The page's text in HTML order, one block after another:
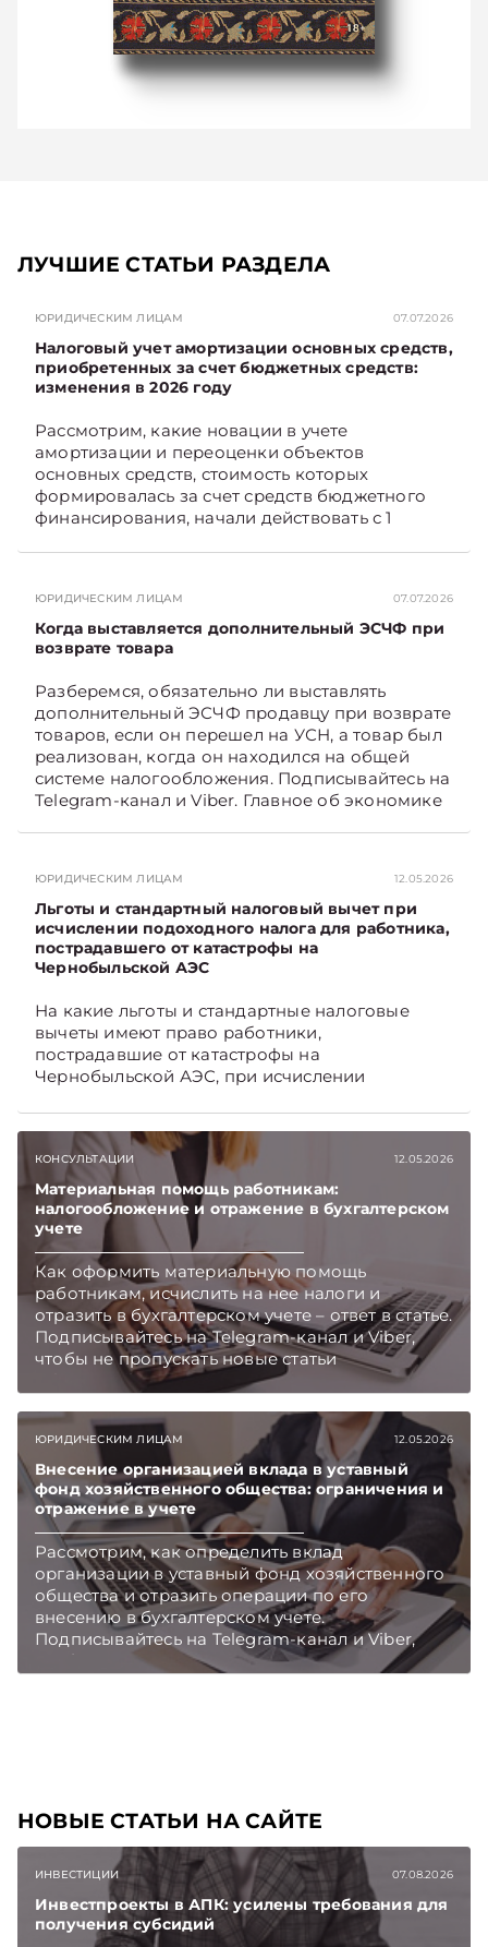
ЛУЧШИЕ СТАТЬИ РАЗДЕЛА
ЮРИДИЧЕСКИМ ЛИЦАМ 07.07.2026
Налоговый учет амортизации основных средств,
приобретенных за счет бюджетных средств:
изменения в 2026 году
Рассмотрим, какие новации в учете
амортизации и переоценки объектов
основных средств, стоимость которых
формировалась за счет средств бюджетного
финансирования, начали действовать с 1
на Telegram‑канал и Viber. Главное об
экономике Беларуси — раньше, чем в новостях
TelegramViber
ЮРИДИЧЕСКИМ ЛИЦАМ 07.07.2026
Когда выставляется дополнительный ЭСЧФ при
возврате товара
Разберемся, обязательно ли выставлять
дополнительный ЭСЧФ продавцу при возврате
товаров, если он перешел на УСН, а товар был
реализован, когда он находился на общей
системе налогообложения. Подписывайтесь на
Telegram‑канал и Viber. Главное об экономике
ЮРИДИЧЕСКИМ ЛИЦАМ 12.05.2026
Льготы и стандартный налоговый вычет при
исчислении подоходного налога для работника,
пострадавшего от катастрофы на
Чернобыльской АЭС
На какие льготы и стандартные налоговые
вычеты имеют право работники,
пострадавшие от катастрофы на
Чернобыльской АЭС, при исчислении
Подписывайтесь на Telegram‑канал и Viber,
чтобы не пропускать новые статьи
TelegramViber
КОНСУЛЬТАЦИИ 12.05.2026
Материальная помощь работникам:
налогообложение и отражение в бухгалтерском
учете
Как оформить материальную помощь
работникам, исчислить на нее налоги и
отразить в бухгалтерском учете – ответ в статье.
Подписывайтесь на Telegram‑канал и Viber,
чтобы не пропускать новые статьи
TelegramViber
ЮРИДИЧЕСКИМ ЛИЦАМ 12.05.2026
Внесение организацией вклада в уставный
фонд хозяйственного общества: ограничения и
отражение в учете
Рассмотрим, как определить вклад
организации в уставный фонд хозяйственного
общества и отразить операции по его
внесению в бухгалтерском учете.
Подписывайтесь на Telegram‑канал и Viber,
чтобы не пропускать новые статьи
НОВЫЕ СТАТЬИ НА САЙТЕ
ИНВЕСТИЦИИ 07.08.2026
Инвестпроекты в АПК: усилены требования для
получения субсидий